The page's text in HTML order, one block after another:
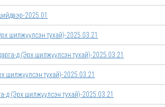
2025.01
шилжүүлсэн тухай)-2025.03.21
д (Эрх шилжүүлсэн тухай)-2025.03.21
шилжүүлсэн тухай)-2025.03.21
д (Эрх шилжүүлсэн тухай)-2025.03.21